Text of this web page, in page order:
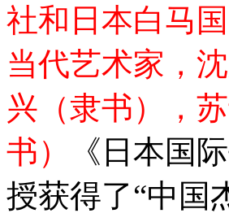
社和日本白马
当代艺术家，
兴（隶书），
书）
《日本国
授获得了“中国